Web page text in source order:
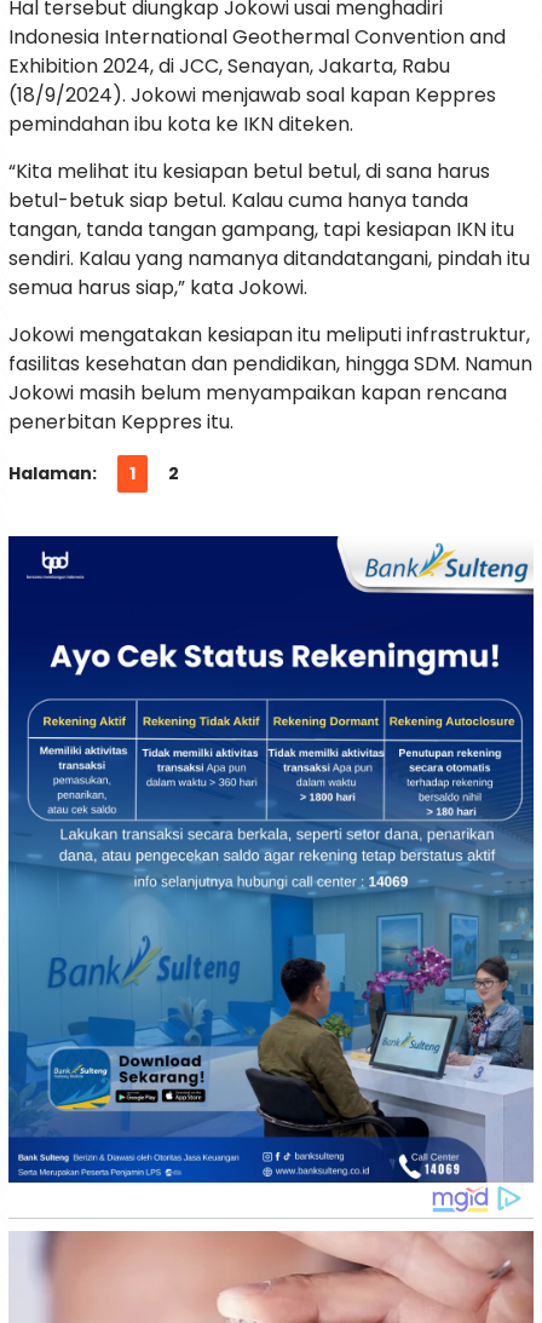
Hal tersebut diungkap Jokowi usai menghadiri
Indonesia International Geothermal Convention and
Exhibition 2024, di JCC, Senayan, Jakarta, Rabu
(18/9/2024). Jokowi menjawab soal kapan Keppres
pemindahan ibu kota ke IKN diteken.
“Kita melihat itu kesiapan betul betul, di sana harus
betul-betuk siap betul. Kalau cuma hanya tanda
tangan, tanda tangan gampang, tapi kesiapan IKN itu
sendiri. Kalau yang namanya ditandatangani, pindah itu
semua harus siap,” kata Jokowi.
Jokowi mengatakan kesiapan itu meliputi infrastruktur,
fasilitas kesehatan dan pendidikan, hingga SDM. Namun
Jokowi masih belum menyampaikan kapan rencana
penerbitan Keppres itu.
Halaman: 1 2